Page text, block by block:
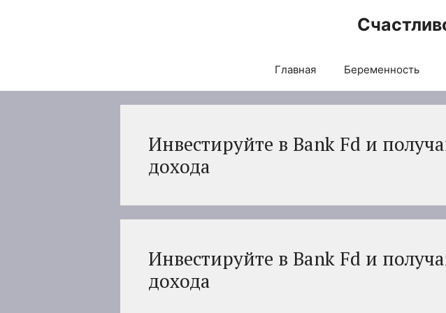
Главная Беременность
Инвестируйте в Bank Fd и
дохода
Инвестируйте в Bank Fd и
дохода